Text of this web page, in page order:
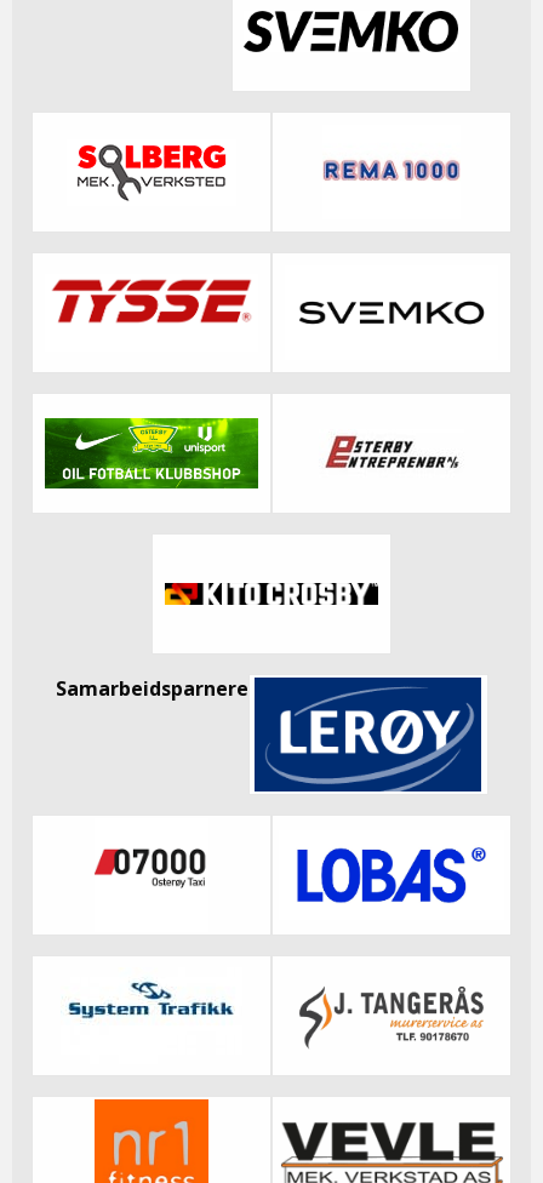
Samarbeidsparnere